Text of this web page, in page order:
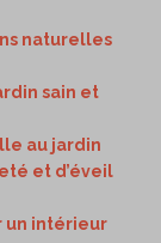
naturelles
sain et
au jardin
et d’éveil
un intérieur